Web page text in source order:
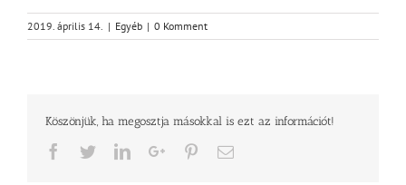
2019. április 14. | Egyéb | 0 Komment
Köszönjük, ha megosztja másokkal is ezt az információt!
Facebook
TwitterLinkedInGoogle+PinterestEmail